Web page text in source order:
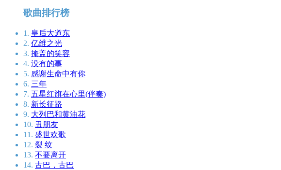
歌曲排行榜
1. 皇后大道东
2. 亿维之光
3. 掩盖的笑容
4. 没有的事
5. 感谢生命中有你
6. 三年
7. 五星红旗在心里(伴奏)
8. 新长征路
9. 大列巴和黄油花
10. 丑朋友
11. 盛世欢歌
12. 裂 纹
13. 不要离开
14. 古巴，古巴